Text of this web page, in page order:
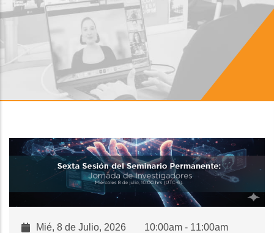
Mié, 8 de Julio, 2026 10:00amㅤ - ㅤ11:00am